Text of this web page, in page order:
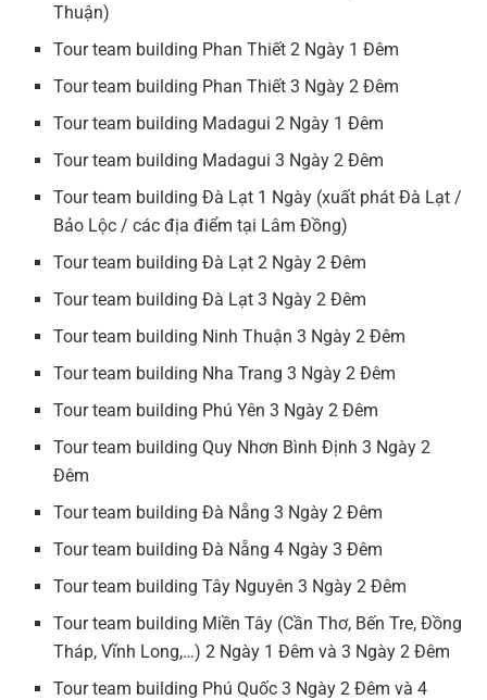
Thuận)
Tour team building Phan Thiết 2 Ngày 1 Đêm
Tour team building Phan Thiết 3 Ngày 2 Đêm
Tour team building Madagui 2 Ngày 1 Đêm
Tour team building Madagui 3 Ngày 2 Đêm
Tour team building Đà Lạt 1 Ngày (xuất phát Đà Lạt /
Bảo Lộc / các địa điểm tại Lâm Đồng)
Tour team building Đà Lạt 2 Ngày 2 Đêm
Tour team building Đà Lạt 3 Ngày 2 Đêm
Tour team building Ninh Thuận 3 Ngày 2 Đêm
Tour team building Nha Trang 3 Ngày 2 Đêm
Tour team building Phú Yên 3 Ngày 2 Đêm
Tour team building Quy Nhơn Bình Định 3 Ngày 2
Đêm
Tour team building Đà Nẵng 3 Ngày 2 Đêm
Tour team building Đà Nẵng 4 Ngày 3 Đêm
Tour team building Tây Nguyên 3 Ngày 2 Đêm
Tour team building Miền Tây (Cần Thơ, Bến Tre, Đồng
Tháp, Vĩnh Long,…) 2 Ngày 1 Đêm và 3 Ngày 2 Đêm
Tour team building Phú Quốc 3 Ngày 2 Đêm và 4